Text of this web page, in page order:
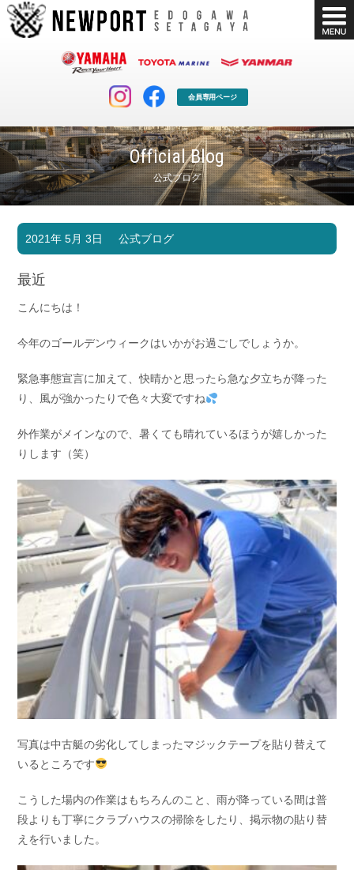
会員専用ページ
Official Blog
公式ブログ
マリンクラブ
マリンライフを堪能したい！
ボート販売
お問い合わせ
Contact us
会社概要
Company
Recruit Link
2021年 5月 3日 公式ブログ
最近
こんにちは！
今年のゴールデンウィークはいかがお過ごしでしょうか。
緊急事態宣言に加えて、快晴かと思ったら急な夕立ちが降った
り、風が強かったりで色々大変ですね
外作業がメインなので、暑くても晴れているほうが嬉しかった
りします（笑）
写真は中古艇の劣化してしまったマジックテープを貼り替えて
いるところです
こうした場内の作業はもちろんのこと、雨が降っている間は普
段よりも丁寧にクラブハウスの掃除をしたり、掲示物の貼り替
えを行いました。